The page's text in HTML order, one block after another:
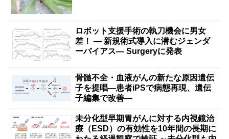
ロボット支援手術の執刀機会に男女
差！ — 新規術式導入に潜むジェンダ
ーバイアス— Surgeryに発表
骨髄不全・血液がんの新たな原因遺伝
子を提唱―患者iPSで病態再現、遺伝
子編集で改善―
未分化型早期胃がんに対する内視鏡治
療（ESD）の有効性を10年間の長期に